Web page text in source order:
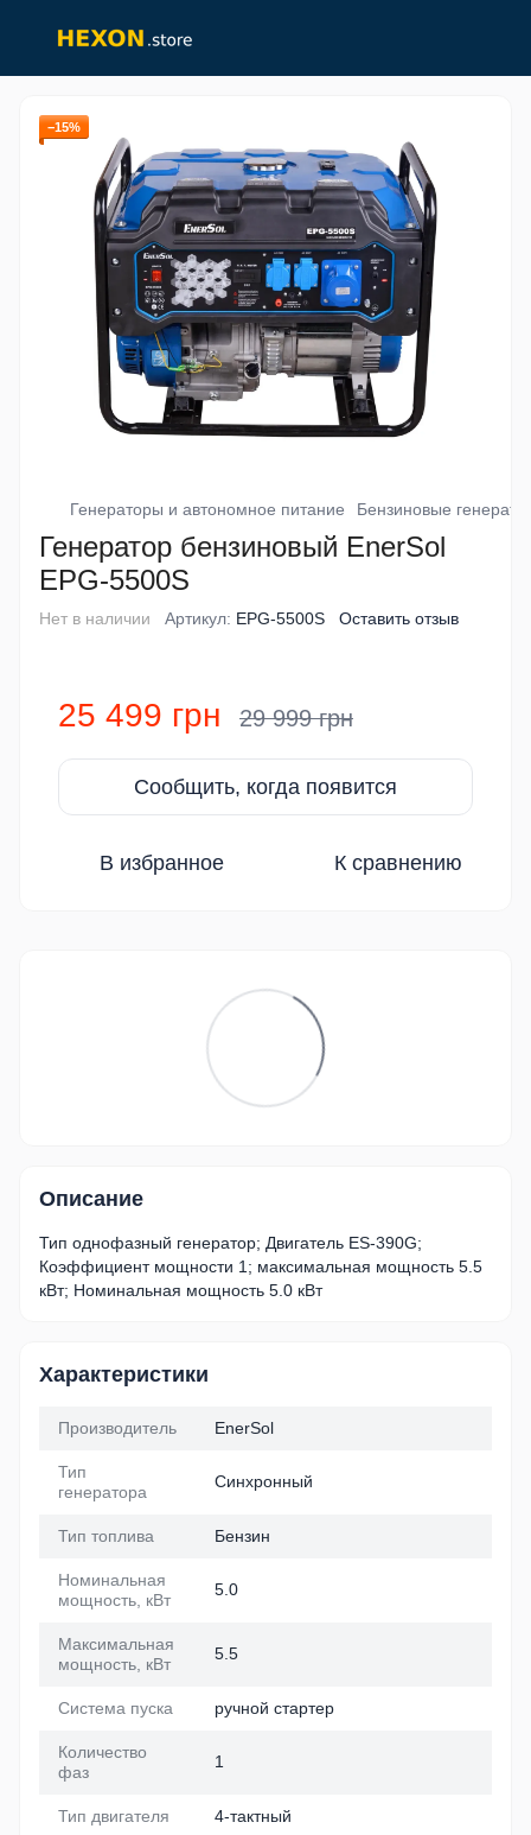
−15%
Генераторы и автономное питание Бензиновые
Генератор бензиновый EnerSol
EPG-5500S
Нет в наличии Артикул: EPG-5500S Оставить отзыв
25 499 грн 29 999 грн
Сообщить, когда появится
В избранное К сравнению
Описание
Тип однофазный генератор; Двигатель ES-390G;
Коэффициент мощности 1; максимальная мощность 5.5
кВт; Номинальная мощность 5.0 кВт
Характеристики
Производитель EnerSol
Тип
генератора
Синхронный
Тип топлива Бензин
Номинальная
мощность, кВт
5.0
Максимальная
мощность, кВт
5.5
Система пуска ручной стартер
Количество
фаз
1
Тип двигателя 4-тактный